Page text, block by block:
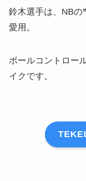
鈴木選手は、NBの
愛用。
ボールコントロー
イクです。